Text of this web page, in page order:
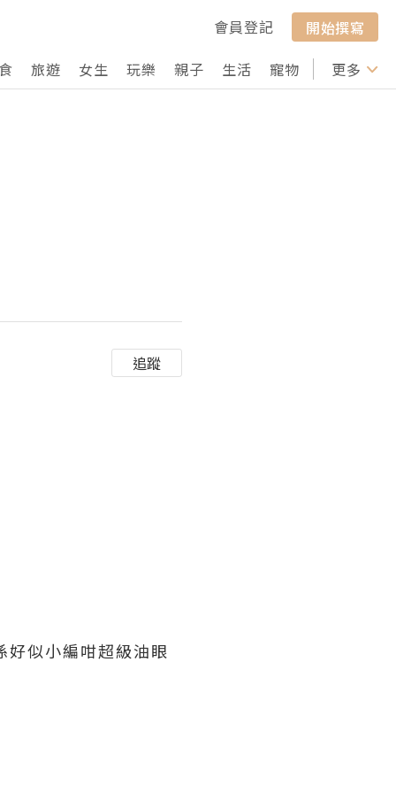
會員登記
開始撰寫
旅遊 女生 玩樂 親子 生活 寵物 行山 打卡
更多
追蹤
似小編咁超級油眼